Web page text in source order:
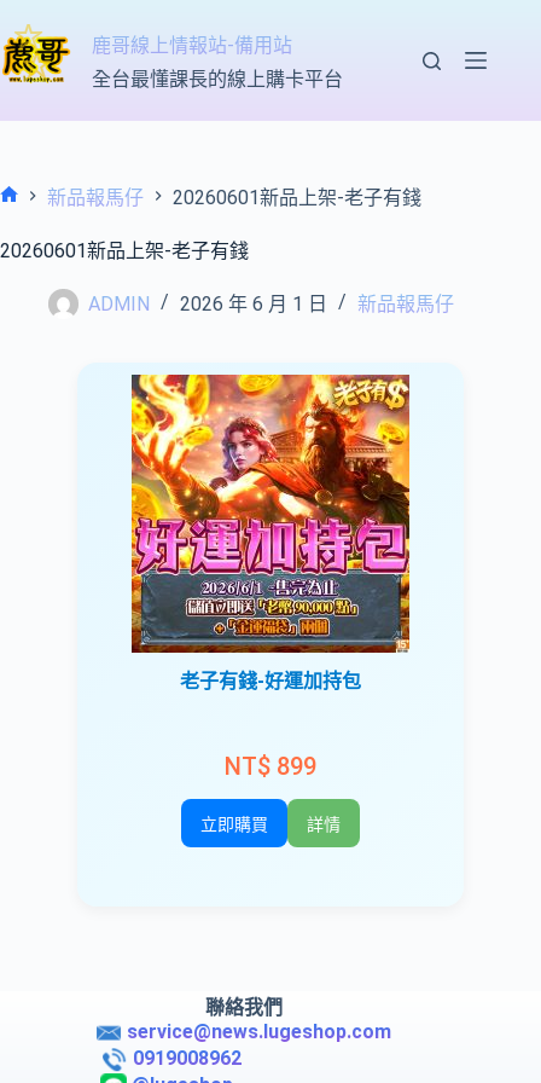
至
主
鹿哥線上情報站-備用站
全台最懂課長的線上購卡平台
頁
新品報馬仔 20260601新品上架-老子有錢
20260601新品上架-老子有錢
ADMIN 2026 年 6 月 1 日 新品報馬仔
老子有錢-好運加持包
NT$ 899
立即購買 詳情
聯絡我們
service@news.lugeshop.com
0919008962